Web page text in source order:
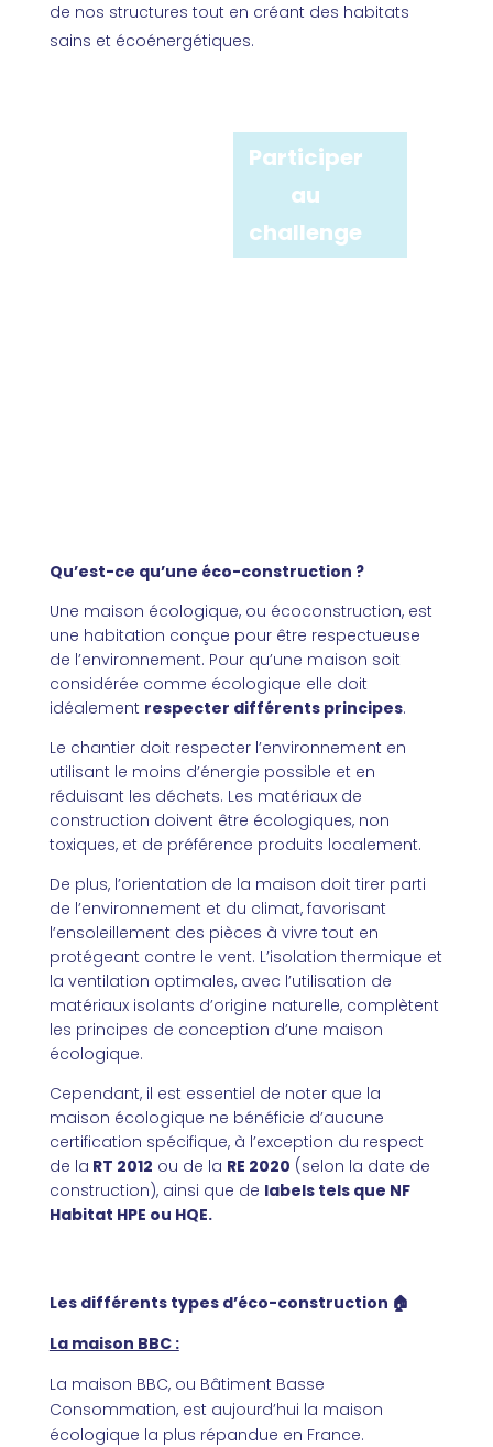
de nos structures tout en créant des habitats
sains et écoénergétiques.
Participer
au
challenge
Qu’est-ce qu’une éco-construction ?
Une maison écologique, ou écoconstruction, est
une habitation conçue pour être respectueuse
de l’environnement. Pour qu’une maison soit
considérée comme écologique elle doit
idéalement respecter différents principes.
Le chantier doit respecter l’environnement en
utilisant le moins d’énergie possible et en
réduisant les déchets. Les matériaux de
construction doivent être écologiques, non
toxiques, et de préférence produits localement.
De plus, l’orientation de la maison doit tirer parti
de l’environnement et du climat, favorisant
l’ensoleillement des pièces à vivre tout en
protégeant contre le vent. L’isolation thermique et
la ventilation optimales, avec l’utilisation de
matériaux isolants d’origine naturelle, complètent
les principes de conception d’une maison
écologique.
Cependant, il est essentiel de noter que la
maison écologique ne bénéficie d’aucune
certification spécifique, à l’exception du respect
de la RT 2012 ou de la RE 2020 (selon la date de
construction), ainsi que de labels tels que NF
Habitat HPE ou HQE.
Les différents types d’éco-construction 🏠
La maison BBC :
La maison BBC, ou Bâtiment Basse
Consommation, est aujourd’hui la maison
écologique la plus répandue en France.